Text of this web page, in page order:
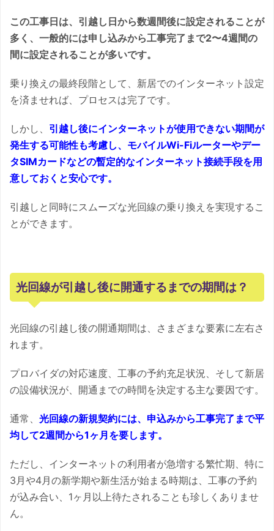
この工事日は、引越し日から数週間後に設定されることが
多く、一般的には申し込みから工事完了まで2〜4週間の
間に設定されることが多いです。
乗り換えの最終段階として、新居でのインターネット設定
を済ませれば、プロセスは完了です。
しかし、 引越し後にインターネットが使用できない期間が
発生する可能性も考慮し、モバイルWi-Fiルーターやデー
タSIMカードなどの暫定的なインターネット接続手段を用
意しておくと安心です。
引越しと同時にスムーズな光回線の乗り換えを実現するこ
とができます。
光回線が引越し後に開通するまでの期間は？
光回線の引越し後の開通期間は、さまざまな要素に左右さ
れます。
プロバイダの対応速度、工事の予約充足状況、そして新居
の設備状況が、開通までの時間を決定する主な要因です。
通常、 光回線の新規契約には、申込みから工事完了まで平
均して2週間から1ヶ月を要します。
ただし、インターネットの利用者が急増する繁忙期、特に
3月や4月の新学期や新生活が始まる時期は、工事の予約
が込み合い、1ヶ月以上待たされることも珍しくありませ
ん。